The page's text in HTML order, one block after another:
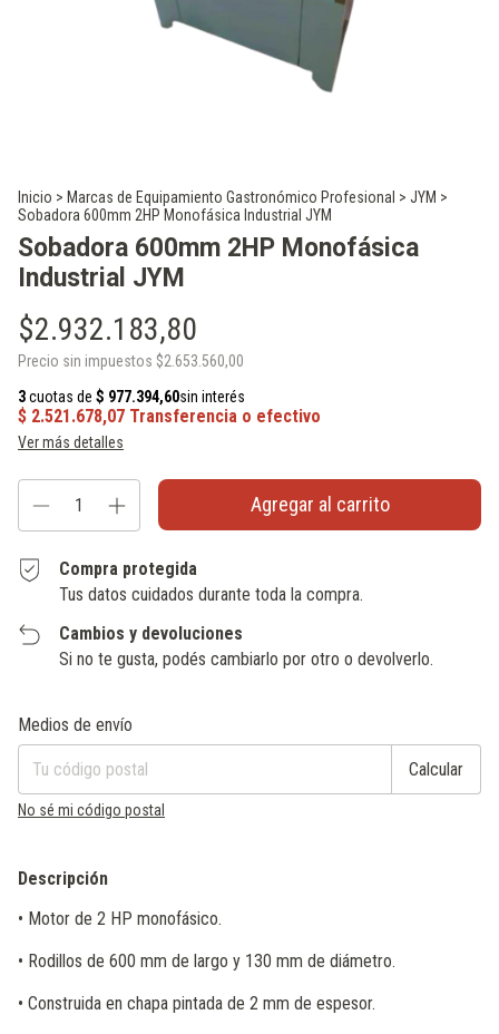
Inicio > Marcas de Equipamiento Gastronómico Profesional > JYM >
Sobadora 600mm 2HP Monofásica Industrial JYM
Sobadora 600mm 2HP Monofásica
Industrial JYM
$2.932.183,80
Precio sin impuestos $2.653.560,00
Ver más detalles
Compra protegida
Tus datos cuidados durante toda la compra.
Cambios y devoluciones
Si no te gusta, podés cambiarlo por otro o devolverlo.
Entregas para el CP:
Medios de envío
Calcular
No sé mi código postal
Descripción
• Motor de 2 HP monofásico.
• Rodillos de 600 mm de largo y 130 mm de diámetro.
• Construida en chapa pintada de 2 mm de espesor.